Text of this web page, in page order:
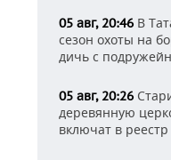
05 авг, 20:46 В
сезон охоты на
дичь с
05 авг, 20:26
деревянную
включат в